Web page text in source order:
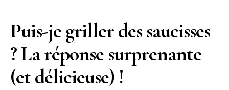
Puis-je griller des saucisses
? La réponse surprenante
(et délicieuse) !